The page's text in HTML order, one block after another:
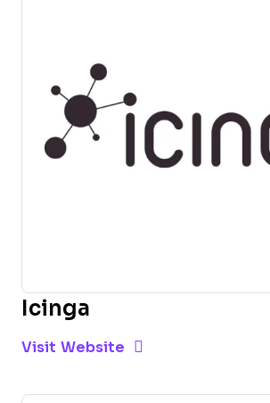
Icinga
Visit Website Opens New Window